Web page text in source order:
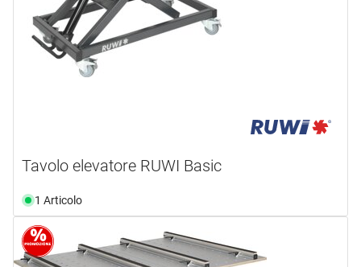
Tavolo elevatore RUWI Basic
1 Articolo